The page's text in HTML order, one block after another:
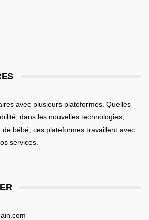
avec plusieurs plateformes. Quelles
, dans les nouvelles technologies,
de bébé , ces plateformes travaillent avec
services.